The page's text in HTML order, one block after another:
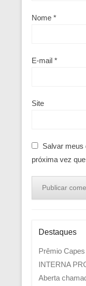
Nome *
E-mail *
Site
Salvar meus
próxima vez
Destaques
Prêmio
INTERNA
Aberta